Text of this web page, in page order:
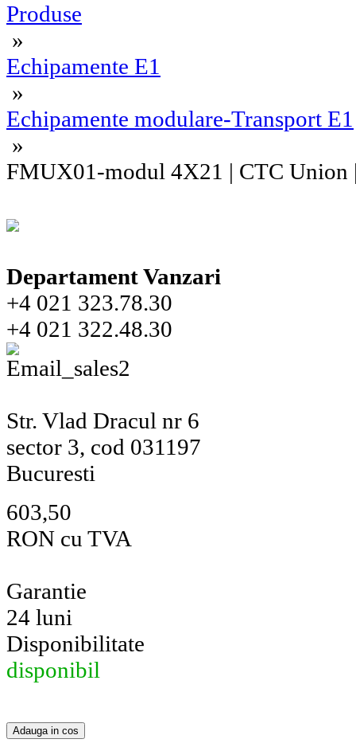
Produse
»
Echipamente E1
»
Echipamente modulare-Transport E1
»
FMUX01-modul 4X21 | CTC
Departament Vanzari
+4 021 323.78.30
+4 021 322.48.30
Str. Vlad Dracul nr 6
sector 3, cod 031197
Bucuresti
603,50
RON cu TVA
Garantie
24 luni
Disponibilitate
disponibil